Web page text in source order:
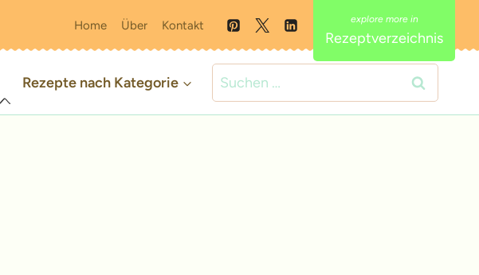
Home Über Kontakt
Rezeptverzeichnis
Rezepte nach Kategorie
Suchen
nach: